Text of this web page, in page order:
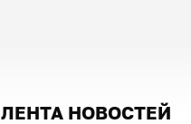
ЛЕНТА НОВОСТЕЙ